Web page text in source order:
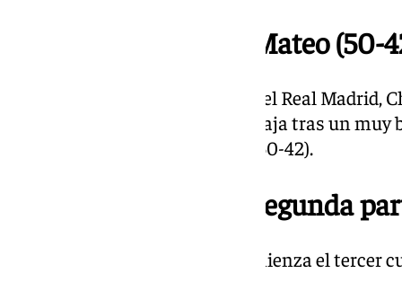
21.11 | Lo para Chus Mateo (50-
Lo tienen que parar el técnico del Real Madrid,
del encuentro favorable al Unicaja tras un
por parte del conjunto cajista (50-42).
21.05 | Comienza la segunda
Empieza la segunda mitad, comienza el tercer